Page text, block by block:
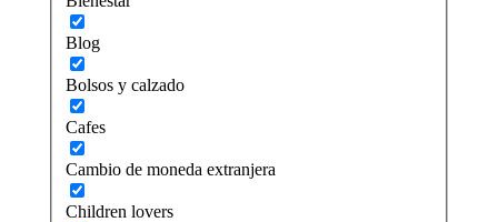
Blog
Bolsos y calzado
Cafes
Cambio de moneda extranjera
Children lovers